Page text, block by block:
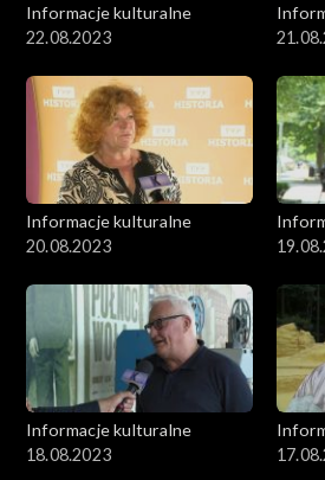
Informacje kulturalne
22.08.2023
Informacje kulturalne
20.08.2023
Informacje kulturalne
18.08.2023